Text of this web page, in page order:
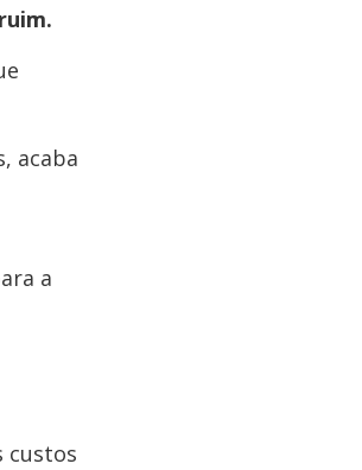
acaba
a
custos